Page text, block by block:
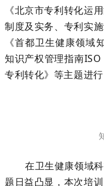
《北京市专利转化运
制度及实务、专利实
《首都卫生健康领域
知识产权管理指南ISO
专利转化》等主题进行
在卫生健康领域
题日益凸显，本次培